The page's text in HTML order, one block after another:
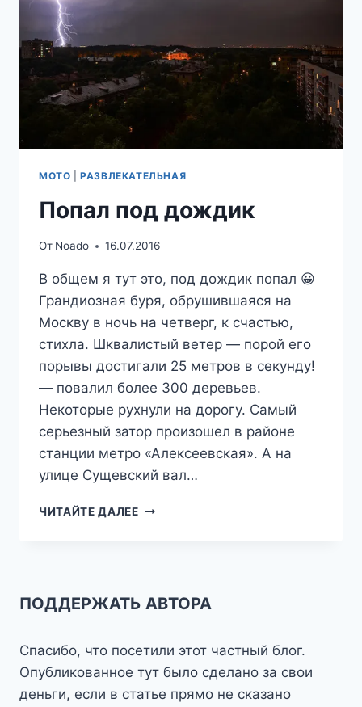
МОТО |РАЗВЛЕКАТЕЛЬНАЯ
Попал под дождик
От Noado 16.07.2016
В общем я тут это, под дождик попал 😀
Грандиозная буря, обрушившаяся на
Москву в ночь на четверг, к счастью,
стихла. Шквалистый ветер — порой его
порывы достигали 25 метров в секунду!
— повалил более 300 деревьев.
Некоторые рухнули на дорогу. Самый
серьезный затор произошел в районе
станции метро «Алексеевская». А на
улице Сущевский вал…
ЧИТАЙТЕ ДАЛЕЕПОПАЛ
ПОДДЕРЖАТЬ АВТОРА
Спасибо, что посетили этот частный блог.
Опубликованное тут было сделано за свои
деньги, если в статье прямо не сказано